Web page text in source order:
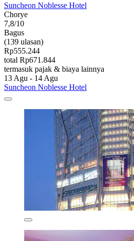
Suncheon Noblesse Hotel
Chorye
7,8/10
Bagus
(139 ulasan)
Rp555.244
total Rp671.844
termasuk pajak & biaya lainnya
13 Agu - 14 Agu
Suncheon Noblesse Hotel